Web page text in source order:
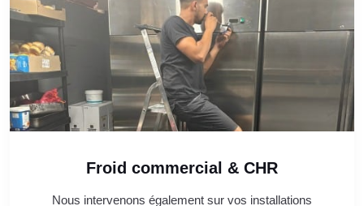
Froid commercial & CHR
Nous intervenons également sur vos installations